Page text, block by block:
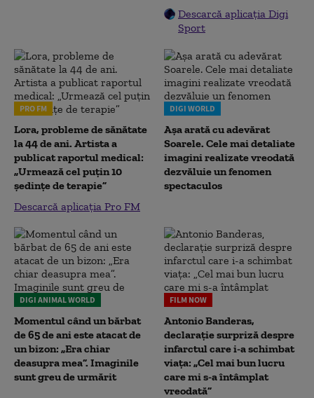
Descarcă aplicația Digi
Sport
PRO FM
Lora, probleme de sănătate
la 44 de ani. Artista a
publicat raportul medical:
„Urmează cel puțin 10
ședințe de terapie”
Descarcă aplicația Pro FM
DIGI WORLD
Așa arată cu adevărat
Soarele. Cele mai detaliate
imagini realizate vreodată
dezvăluie un fenomen
spectaculos
DIGI ANIMAL WORLD
Momentul când un bărbat
de 65 de ani este atacat de
un bizon: „Era chiar
deasupra mea”. Imaginile
sunt greu de urmărit
FILM NOW
Antonio Banderas,
declarație surpriză despre
infarctul care i-a schimbat
viața: „Cel mai bun lucru
care mi s-a întâmplat
vreodată”